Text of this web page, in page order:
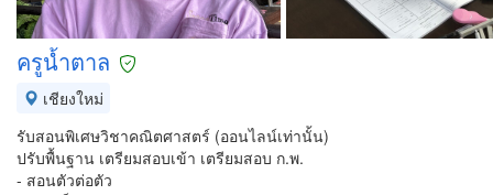
ครูน้ำตาล
เชียงใหม่
รับสอนพิเศษวิชาคณิตศาสตร์ (ออนไลน์เท่านั้น)
ปรับพื้นฐาน เตรียมสอบเข้า เตรียมสอบ ก.พ.
- สอนตัวต่อตัว